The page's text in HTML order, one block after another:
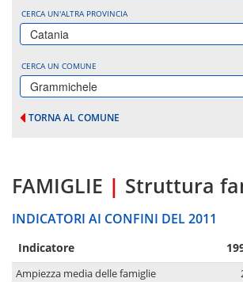
CERCA UN'ALTRA PROVINCIA
Catania
CERCA UN COMUNE
Grammichele
TORNA AL COMUNE
FAMIGLIE | Struttura
INDICATORI AI CONFINI DEL 2011
Indicatore
Ampiezza media delle famiglie